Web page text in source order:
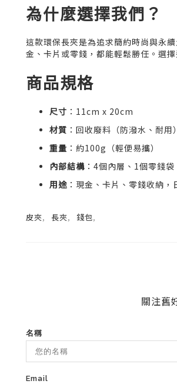
為什麼選擇我們？
這款環保長夾是為追求簡約時尚與永
金、卡片或零錢，都能輕鬆勝任。選
商品規格
尺寸 ：11cm x 20cm
材質 ：回收廢料（防潑水、耐用）
重量 ：約100g（輕便易攜）
內部結構 ：4個內層、1個零錢
用途 ：現金、卡片、零錢收納
皮夾, 長夾, 錢包,
關注舊
名稱
Email